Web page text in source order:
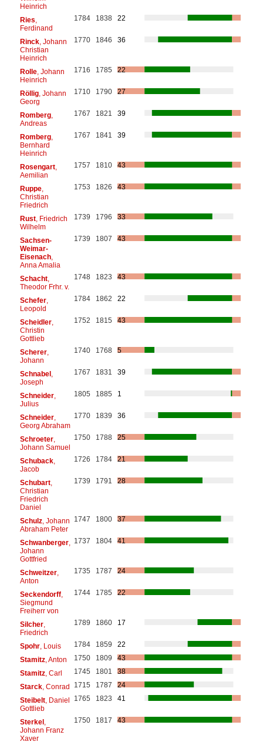
Heinrich
Ries
Ferdinand
1784 1838 22
Rinck, Johann
Christian
Heinrich
1770 1846 36
Rolle, Johann
Heinrich
1716 1785 22
Röllig, Johann
Georg
1710 1790 27
Romberg,
Andreas
1767 1821 39
Romberg,
Bernhard
Heinrich
1767 1841 39
Rosengart,
Aemilian
1757 1810 43
Ruppe,
Christian
Friedrich
1753 1826 43
Rust, Friedrich
Wilhelm
1739 1796 33
Sachsen-
Weimar-
Eisenach,
Anna Amalia
1739 1807 43
Schacht,
Theodor Frhr. v.
1748 1823 43
Schefer,
Leopold
1784 1862 22
Scheidler,
Christin
Gottlieb
1752 1815 43
Scherer,
Johann
1740 1768 5
Schnabel,
Joseph
1767 1831 39
Schneider,
Julius
1805 1885 1
Schneider,
Georg Abraham
1770 1839 36
Schroeter,
Johann Samuel
1750 1788 25
Schuback,
Jacob
1726 1784 21
Schubart,
Christian
Friedrich
Daniel
1739 1791 28
Schulz, Johann
Abraham Peter
1747 1800 37
Schwanberger,
Johann
Gottfried
1737 1804 41
Schweitzer,
Anton
1735 1787 24
Seckendorff,
Siegmund
Freiherr von
1744 1785 22
Silcher,
Friedrich
1789 1860 17
Spohr, Louis 1784 1859
22
Stamitz, Anton 1750 1809
43
Stamitz, Carl 1745 1801
38
Starck, Conrad 1715 1787
24
Steibelt, Daniel
Gottlieb
1765 1823 41
Sterkel,
Johann Franz
Xaver
1750 1817 43